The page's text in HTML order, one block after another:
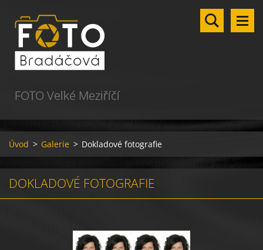
FOTO Velké Meziříčí
Úvod > Galerie > Dokladové fotografie
DOKLADOVÉ FOTOGRAFIE